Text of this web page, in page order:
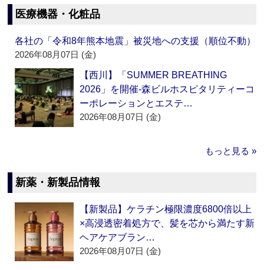
医療機器・化粧品
各社の「令和8年熊本地震」被災地への支援（順位不動）
2026年08月07日 (金)
【西川】「SUMMER BREATHING
2026」を開催‐森ビルホスピタリティーコ
ーポレーションとエステ…
2026年08月07日 (金)
もっと見る »
新薬・新製品情報
【新製品】ケラチン極限濃度6800倍以上
×高浸透密着処方で、髪を芯から満たす新
ヘアケアブラン…
2026年08月07日 (金)